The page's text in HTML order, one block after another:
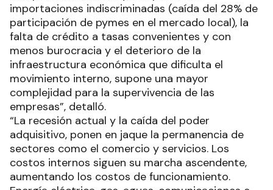
importaciones indiscriminadas (caída del 28% de
participación de pymes en el mercado local), la
falta de crédito a tasas convenientes y con
menos burocracia y el deterioro de la
infraestructura económica que dificulta el
movimiento interno, supone una mayor
complejidad para la supervivencia de las
empresas”, detalló.
“La recesión actual y la caída del poder
adquisitivo, ponen en jaque la permanencia de
sectores como el comercio y servicios. Los
costos internos siguen su marcha ascendente,
aumentando los costos de funcionamiento.